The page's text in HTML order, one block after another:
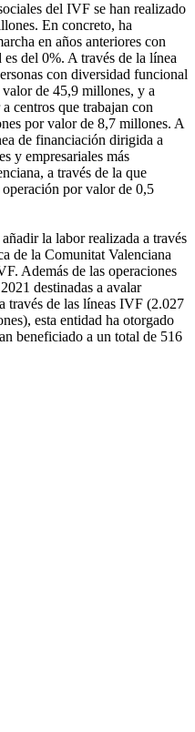
del IVF se han realizado
En concreto, ha
en años anteriores con
del 0%. A través de la línea
con diversidad funcional
de 45,9 millones, y a
centros que trabajan con
por valor de 8,7 millones. A
de financiación dirigida a
y empresariales más
a través de la que
por valor de 0,5
la labor realizada a través
de la Comunitat Valenciana
Además de las operaciones
destinadas a avalar
través de las líneas IVF (2.027
esta entidad ha otorgado
beneficiado a un total de 516